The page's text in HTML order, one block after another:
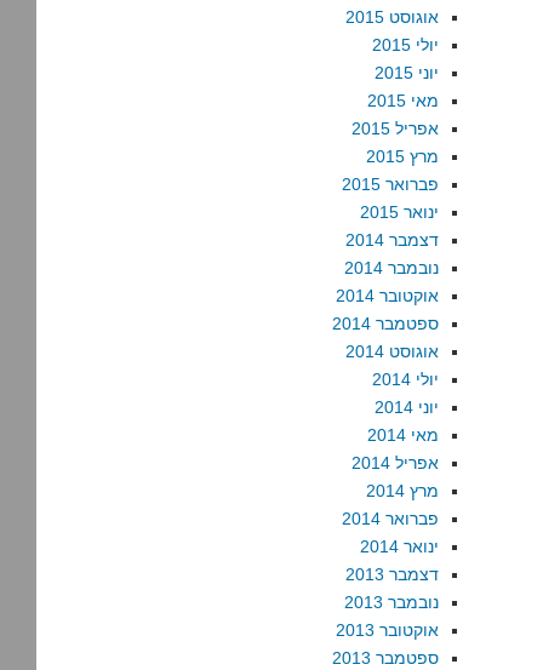
אוגוסט 2015
יולי 2015
יוני 2015
מאי 2015
אפריל 2015
מרץ 2015
פברואר 2015
ינואר 2015
דצמבר 2014
נובמבר 2014
אוקטובר 2014
ספטמבר 2014
אוגוסט 2014
יולי 2014
יוני 2014
מאי 2014
אפריל 2014
מרץ 2014
פברואר 2014
ינואר 2014
דצמבר 2013
נובמבר 2013
אוקטובר 2013
ספטמבר 2013